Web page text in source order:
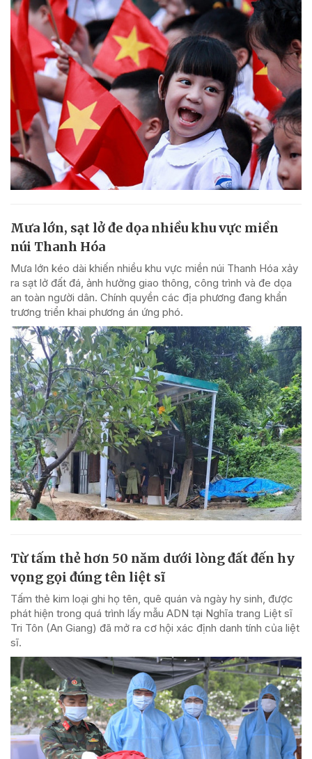
Mưa lớn, sạt lở đe dọa nhiều khu vực miền
núi Thanh Hóa
Mưa lớn kéo dài khiến nhiều khu vực miền núi Thanh Hóa xảy
ra sạt lở đất đá, ảnh hưởng giao thông, công trình và đe dọa
an toàn người dân. Chính quyền các địa phương đang khẩn
trương triển khai phương án ứng phó.
Từ tấm thẻ hơn 50 năm dưới lòng đất đến hy
vọng gọi đúng tên liệt sĩ
Tấm thẻ kim loại ghi họ tên, quê quán và ngày hy sinh, được
phát hiện trong quá trình lấy mẫu ADN tại Nghĩa trang Liệt sĩ
Tri Tôn (An Giang) đã mở ra cơ hội xác định danh tính của liệt
sĩ.